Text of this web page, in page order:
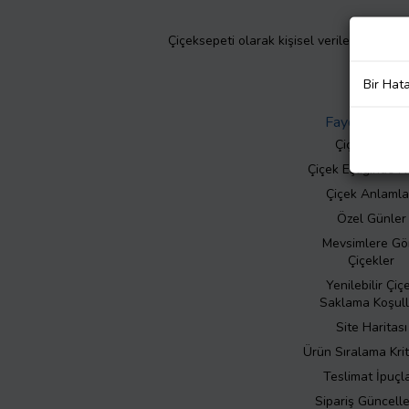
Çiçeksepeti olarak kişisel verilerinizin
Faydalı Bilgiler
Çiçek Bakımı
Çiçek Eşliğinde
Çiçek
Özel Günler
Mevsimlere
Çiçekler
Yenilebilir
Saklama
Site Haritası
Ürün Sıralama
Teslimat
Sipariş
Bir